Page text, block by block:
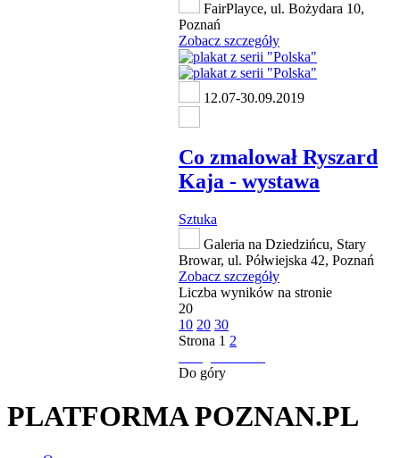
FairPlayce, ul. Bożydara 10,
Poznań
Zobacz szczegóły
12.07-30.09.2019
Co zmalował Ryszard
Kaja - wystawa
Sztuka
Galeria na Dziedzińcu, Stary
Browar, ul. Półwiejska 42, Poznań
Zobacz szczegóły
Liczba wyników na stronie
20
10 20 30
Strona 1 2
Do góry
PLATFORMA POZNAN.PL